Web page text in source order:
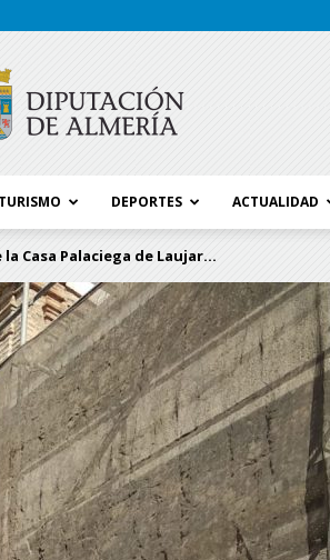
Diputación
de
TURISMO DEPORTES ACTUALIDAD
Casa Palaciega de Laujar...